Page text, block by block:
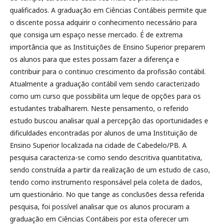
qualificados. A graduação em Ciências Contábeis permite que
o discente possa adquirir o conhecimento necessário para
que consiga um espaço nesse mercado. É de extrema
importância que as Instituições de Ensino Superior preparem
os alunos para que estes possam fazer a diferença e
contribuir para o continuo crescimento da profissão contábil.
Atualmente a graduação contábil vem sendo caracterizado
como um curso que possibilita um leque de opções para os
estudantes trabalharem. Neste pensamento, o referido
estudo buscou analisar qual a percepção das oportunidades e
dificuldades encontradas por alunos de uma Instituição de
Ensino Superior localizada na cidade de Cabedelo/PB. A
pesquisa caracteriza-se como sendo descritiva quantitativa,
sendo construída a partir da realização de um estudo de caso,
tendo como instrumento responsável pela coleta de dados,
um questionário. No que tange as conclusões dessa referida
pesquisa, foi possível analisar que os alunos procuram a
graduação em Ciências Contábeis por esta oferecer um